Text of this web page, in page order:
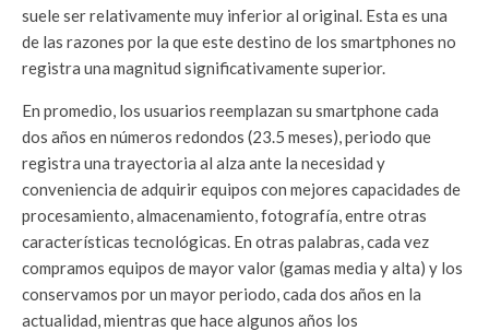
suele ser relativamente muy inferior al original. Esta es una
de las razones por la que este destino de los smartphones no
registra una magnitud significativamente superior.
En promedio, los usuarios reemplazan su smartphone cada
dos años en números redondos (23.5 meses), periodo que
registra una trayectoria al alza ante la necesidad y
conveniencia de adquirir equipos con mejores capacidades de
procesamiento, almacenamiento, fotografía, entre otras
características tecnológicas. En otras palabras, cada vez
compramos equipos de mayor valor (gamas media y alta) y los
conservamos por un mayor periodo, cada dos años en la
actualidad, mientras que hace algunos años los